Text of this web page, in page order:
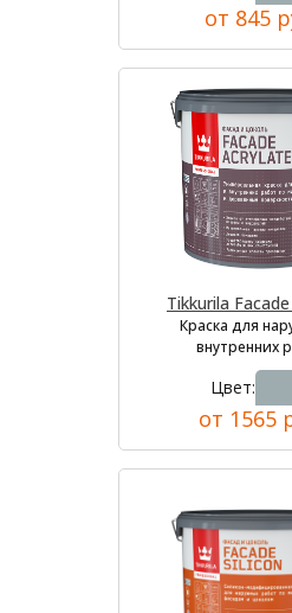
от 845
Tikkurila
Краска для
внутренних
Цвет:
от 1565